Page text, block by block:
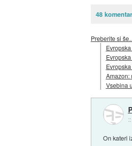
48
Preberite si
Amazon:
Vsebina
::
On kateri